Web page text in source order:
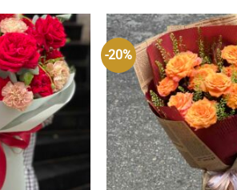
-20%